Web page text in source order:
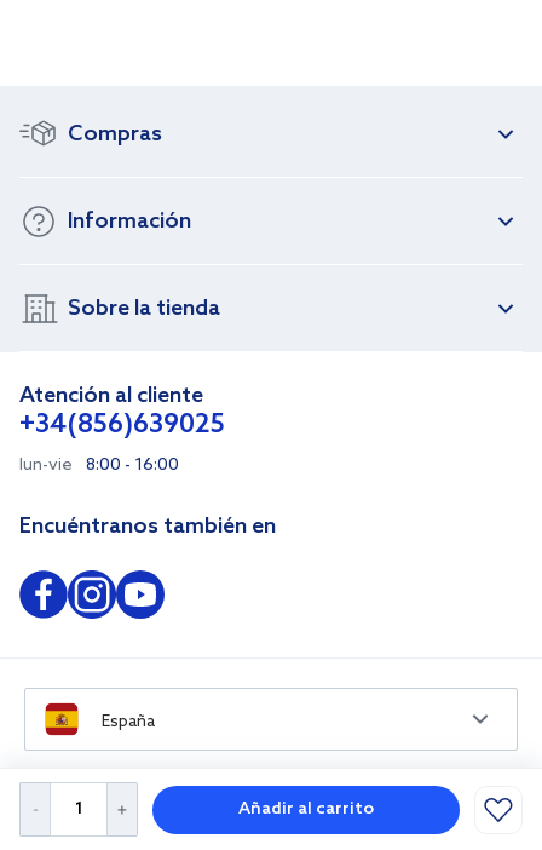
Añadir al carrito
Compras
Información
Sobre la tienda
Atención al cliente
+34(856)639025
lun-vie 8:00 - 16:00
Encuéntranos también en
España